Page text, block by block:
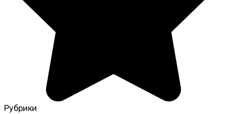
Рубрики